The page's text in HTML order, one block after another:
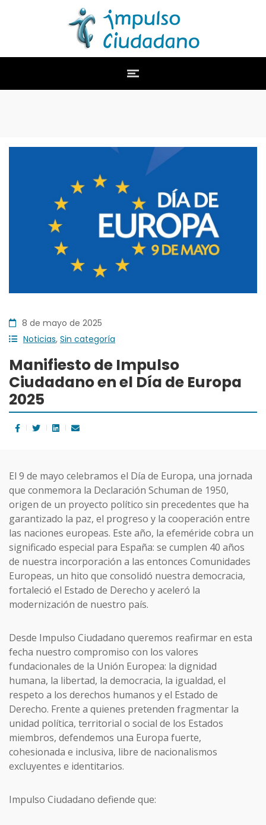
8 de mayo de 2025
Noticias, Sin categoría
Manifiesto de Impulso
Ciudadano en el Día de Europa
2025
El 9 de mayo celebramos el Día de Europa, una jornada
que conmemora la Declaración Schuman de 1950,
origen de un proyecto político sin precedentes que ha
garantizado la paz, el progreso y la cooperación entre
las naciones europeas. Este año, la efeméride cobra un
significado especial para España: se cumplen 40 años
de nuestra incorporación a las entonces Comunidades
Europeas, un hito que consolidó nuestra democracia,
fortaleció el Estado de Derecho y aceleró la
modernización de nuestro país.
Desde Impulso Ciudadano queremos reafirmar en esta
fecha nuestro compromiso con los valores
fundacionales de la Unión Europea: la dignidad
humana, la libertad, la democracia, la igualdad, el
respeto a los derechos humanos y el Estado de
Derecho. Frente a quienes pretenden fragmentar la
unidad política, territorial o social de los Estados
miembros, defendemos una Europa fuerte,
cohesionada e inclusiva, libre de nacionalismos
excluyentes e identitarios.
Impulso Ciudadano defiende que: